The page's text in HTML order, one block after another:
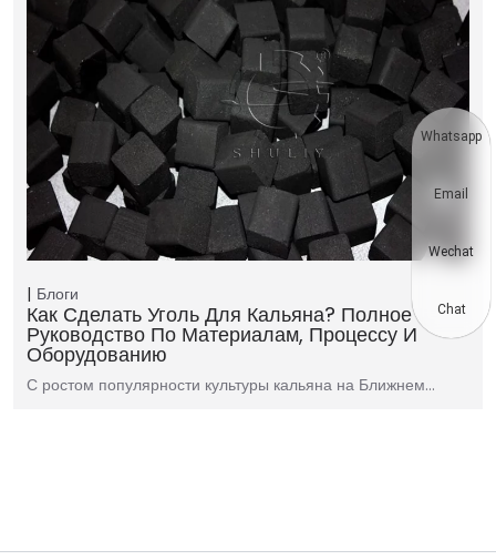
Блоги
Как Сделать Уголь Для Кальяна? Полное
Руководство По Материалам, Процессу И
Оборудованию
С ростом популярности культуры кальяна на Ближнем…
Whatsapp
Email
Wechat
Chat